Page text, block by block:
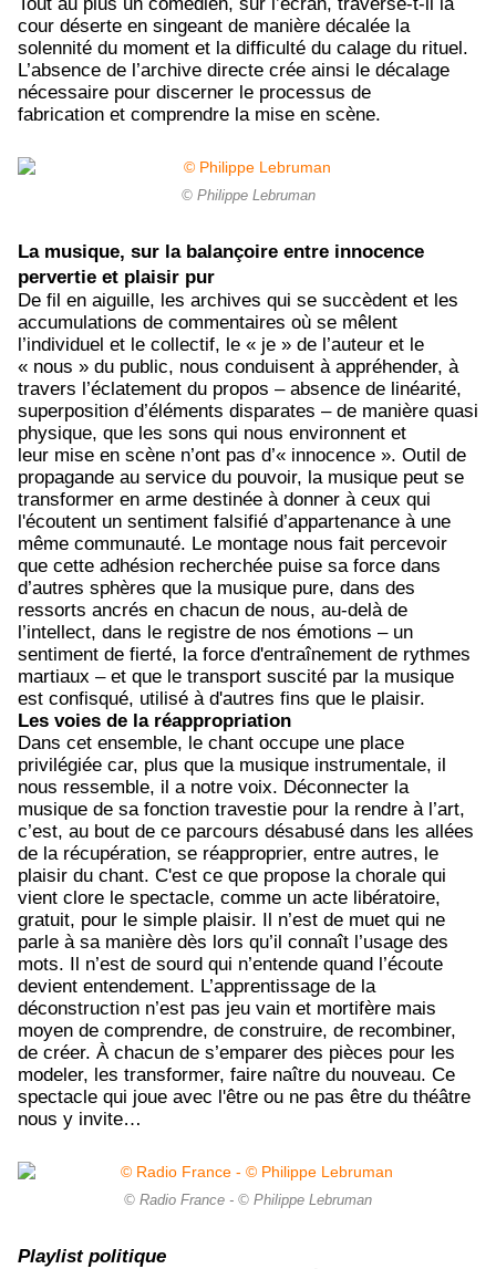
cour déserte en singeant de manière décalée la
solennité du moment et la difficulté du calage du rituel.
L’absence de l’archive directe crée ainsi le décalage
nécessaire pour discerner le processus de
fabrication et comprendre la mise en scène.
© Philippe Lebruman
La musique, sur la balançoire entre innocence
pervertie et plaisir pur
De fil en aiguille, les archives qui se succèdent et les
accumulations de commentaires où se mêlent
l’individuel et le collectif, le « je » de l’auteur et le
« nous » du public, nous conduisent à appréhender, à
travers l’éclatement du propos – absence de linéarité,
superposition d’éléments disparates – de manière quasi
physique, que les sons qui nous environnent et
leur mise en scène n’ont pas d’« innocence ». Outil de
propagande au service du pouvoir, la musique peut se
transformer en arme destinée à donner à ceux qui
l'écoutent un sentiment falsifié d’appartenance à une
même communauté. Le montage nous fait percevoir
que cette adhésion recherchée puise sa force dans
d’autres sphères que la musique pure, dans des
ressorts ancrés en chacun de nous, au-delà de
l’intellect, dans le registre de nos émotions – un
sentiment de fierté, la force d'entraînement de rythmes
martiaux – et que le transport suscité par la musique
est confisqué, utilisé à d'autres fins que le plaisir.
Les voies de la réappropriation
Dans cet ensemble, l e chant occupe une place
privilégiée car, plus que la musique instrumentale, il
nous ressemble, il a notre voix. Déconnecter la
musique de sa fonction travestie pour la rendre à l’art,
c’est, au bout de ce parcours désabusé dans les allées
de la récupération, se réapproprier, entre autres, le
plaisir du chant. C'est ce que propose la chorale qui
vient clore le spectacle, comme un acte libératoire,
gratuit, pour le simple plaisir.
Il n’est de muet qui ne
parle à sa manière dès lors qu’il connaît l’usage des
mots. Il n’est de sourd qui n’entende quand l’écoute
devient entendement. L’apprentissage de la
déconstruction n’est pas jeu vain et mortifère mais
moyen de comprendre, de construire, de recombiner,
de créer. À chacun de s’emparer des pièces pour les
modeler, les transformer, faire naître du nouveau. Ce
spectacle qui joue avec l'être ou ne pas être du théâtre
nous y invite…
© Radio France - © Philippe Lebruman
Playlist politique